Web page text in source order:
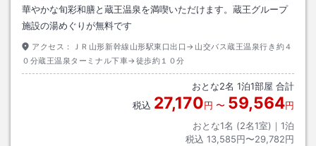
華やかな旬彩和膳と蔵王温泉を満喫いただけます。蔵王グループ
施設の湯めぐりが無料です
アクセス：
ＪＲ山形新幹線山形駅東口出口→山交バス蔵王温泉行き約４
０分蔵王温泉ターミナル下車→徒歩約１０分
おとな2名 1泊1部屋 合計
税込 27,170円 〜 59,564円
おとな1名 (2名1室)｜ 1泊
税込 13,585円〜29,782円